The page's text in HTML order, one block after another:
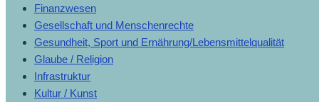
Finanzwesen
Gesellschaft und Menschenrechte
Gesundheit, Sport und Ernährung/Lebensmittelqualität
Glaube / Religion
Infrastruktur
Kultur / Kunst